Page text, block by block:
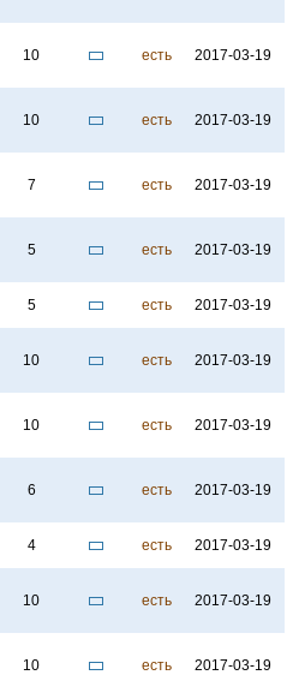
10 есть 2017-03-19
10 есть 2017-03-19
7 есть 2017-03-19
5 есть 2017-03-19
5 есть 2017-03-19
10 есть 2017-03-19
10 есть 2017-03-19
6 есть 2017-03-19
4 есть 2017-03-19
10 есть 2017-03-19
10 есть 2017-03-19